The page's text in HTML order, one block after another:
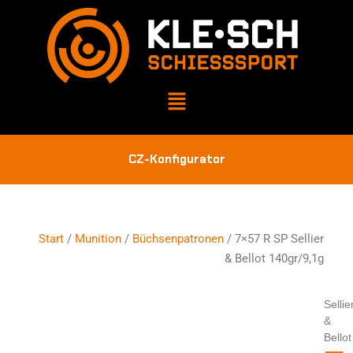
CZ-Konfigurator
Start / Munition / Büchsenpatronen / 7×57 R SP Sellier
& Bellot 140gr/9,1g
&
Bellot